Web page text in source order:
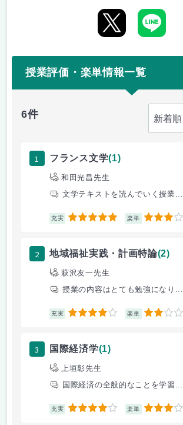
授業評価・楽単情報一覧
6件
1 フランス文学(1)
和田光昌先生
文学テキストを読んでいく授業...
充実 5 楽単 3
2 地域福祉実践・計画特論(2)
萩沢友一先生
授業の内容はとても勉強になり...
充実 4 楽単 2
3 国際経済学(1)
上垣彰先生
国際経済の全般的なことを学習...
充実 4 楽単 3